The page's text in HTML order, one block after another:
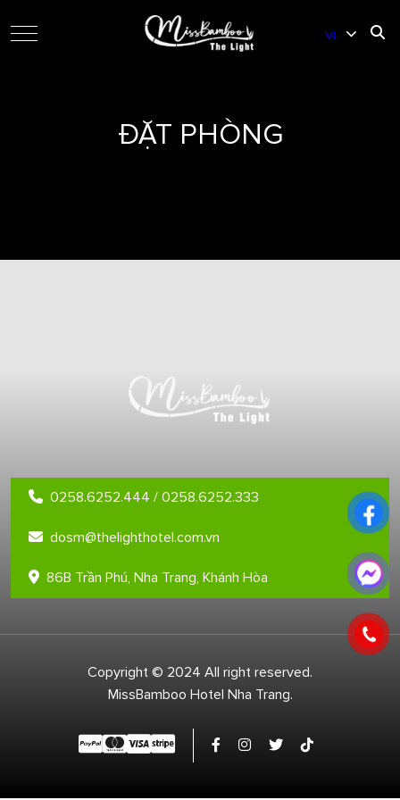
VI
ĐẶT PHÒNG
0258.6252.444 / 0258.6252.333
86B Trần Phú, Nha Trang, Khánh Hòa
dosm@thelighthotel.com.vn
Copyright © 2024 All right reserved.
MissBamboo Hotel Nha Trang.